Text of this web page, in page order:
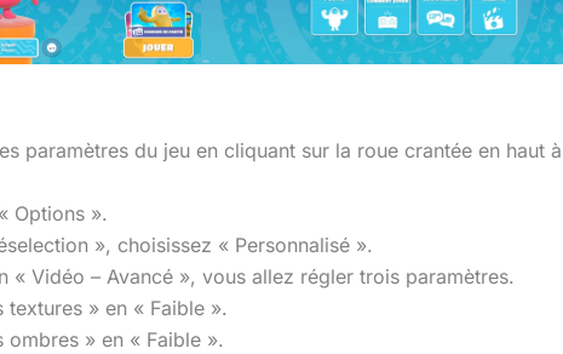
paramètres du jeu en cliquant sur la roue crantée en haut à
Options ».
», choisissez « Personnalisé ».
« Vidéo – Avancé », vous allez régler trois paramètres.
textures » en « Faible ».
ombres » en « Faible ».